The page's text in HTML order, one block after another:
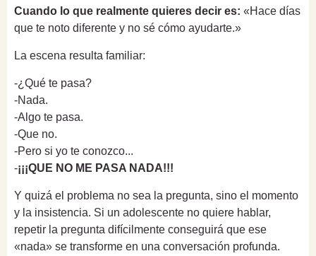
Cuando lo que realmente quieres decir es: «Hace días
que te noto diferente y no sé cómo ayudarte.»
La escena resulta familiar:
-¿Qué te pasa?
-Nada.
-Algo te pasa.
-Que no.
-Pero si yo te conozco...
-¡¡¡QUE NO ME PASA NADA!!!
Y quizá el problema no sea la pregunta, sino el momento
y la insistencia. Si un adolescente no quiere hablar,
repetir la pregunta difícilmente conseguirá que ese
«nada» se transforme en una conversación profunda.